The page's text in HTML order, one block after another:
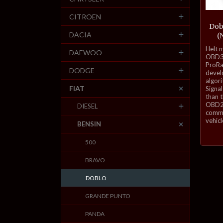
inkl.
mva.
Helt
than
CITROEN
DACIA
DAEWOO
DODGE
FIAT
DIESEL
BENSIN
500
BRAVO
DOBLO
GRANDE PUNTO
PANDA